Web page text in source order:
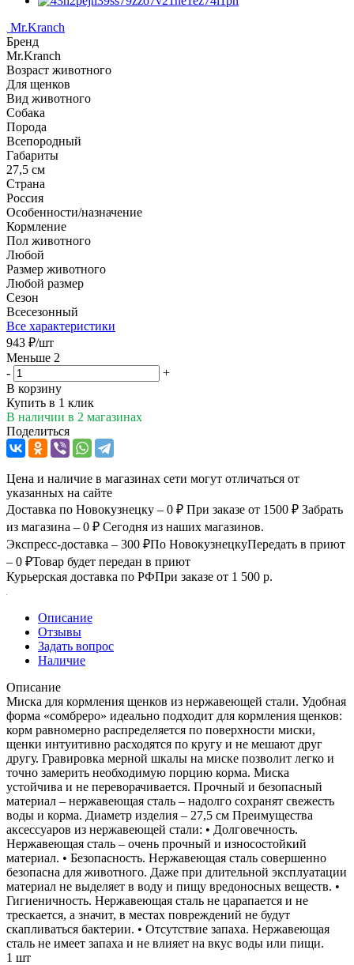
Mr.Kranch
Бренд
Mr.Kranch
Возраст животного
Для щенков
Вид животного
Собака
Порода
Всепородный
Габариты
27,5 см
Страна
Россия
Особенности/назначение
Кормление
Пол животного
Любой
Размер животного
Любой размер
Сезон
Всесезонный
Все характеристики
943 ₽/шт
Меньше 2
-
+
В корзину
Купить в 1 клик
В наличии в 2 магазинах
Поделиться
Цена и наличие в магазинах сети могут отличаться от
указанных на сайте
Доставка по Новокузнецку – 0 ₽ При заказе от 1500 ₽ Забрать
из магазина – 0 ₽ Сегодня из наших магазинов.
Экспресс-доставка – 300 ₽По НовокузнецкуПередать в приют
– 0 ₽Товар будет передан в приют
Курьерская доставка по РФПри заказе от 1 500 р.
Описание
Отзывы
Задать вопрос
Наличие
Описание
Миска для кормления щенков из нержавеющей стали. Удобная
форма «сомбреро» идеально подходит для кормления щенков:
корм равномерно распределяется по поверхности миски,
щенки интуитивно расходятся по кругу и не мешают друг
другу. Гравировка мерной шкалы на миске позволит легко и
точно замерить необходимую порцию корма. Миска
устойчива и не переворачивается. Прочный и безопасный
материал – нержавеющая сталь – надолго сохранят свежесть
воды и корма. Диаметр изделия – 27,5 см Преимущества
аксессуаров из нержавеющей стали: • Долговечность.
Нержавеющая сталь – очень прочный и износостойкий
материал. • Безопасность. Нержавеющая сталь совершенно
безопасна для животного. Даже при длительной эксплуатации
материал не выделяет в воду и пищу вредоносных веществ. •
Гигиеничность. Нержавеющая сталь не царапается и не
трескается, а значит, в местах повреждений не будут
скапливаться бактерии. • Отсутствие запаха. Нержавеющая
сталь не имеет запаха и не влияет на вкус воды или пищи.
1 шт